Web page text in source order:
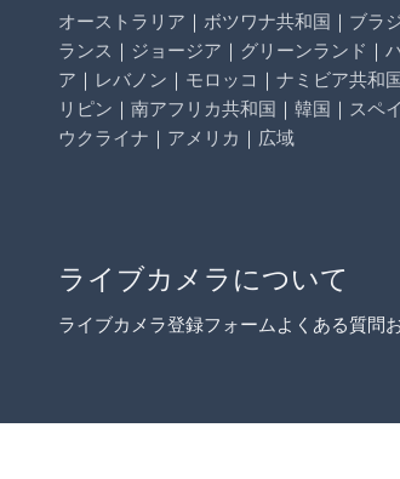
オーストラリア ｜ ボツワナ共和国 ｜ ブラ
ランス ｜ ジョージア ｜ グリーンランド ｜
ア ｜ レバノン ｜ モロッコ ｜ ナミビア共和
リピン ｜ 南アフリカ共和国 ｜ 韓国 ｜ スペ
ウクライナ ｜ アメリカ ｜ 広域
ライブカメラについて
ライブカメラ登録フォームよくある質問